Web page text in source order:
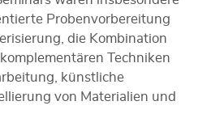
Probenvorbereitung
die Kombination
Techniken
künstliche
von Materialien und